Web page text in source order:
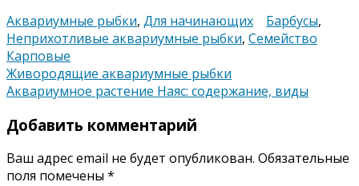
Аквариумные рыбки, Для начинающих Барбусы,
Неприхотливые аквариумные рыбки, Семейство
Карповые
Навигация
по
записям
Живородящие аквариумные рыбки
Аквариумное растение Наяс: содержание, виды
Добавить комментарий
Ваш адрес email не будет опубликован. Обязательные
поля помечены *